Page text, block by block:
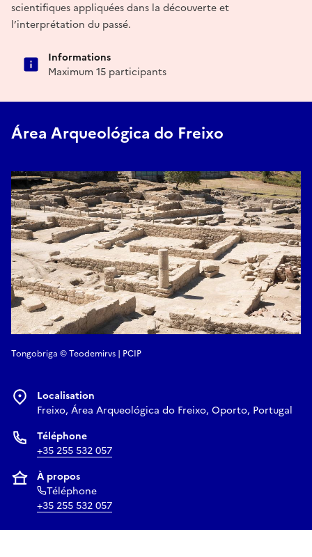
scientifiques appliquées dans la découverte et
l’interprétation du passé.
Informations
Maximum 15 participants
Área Arqueológica do Freixo
Tongobriga © Teodemirvs | PCIP
Localisation
Freixo, Área Arqueológica do Freixo, Oporto, Portugal
Téléphone
+35 255 532 057
À propos
Téléphone
+35 255 532 057